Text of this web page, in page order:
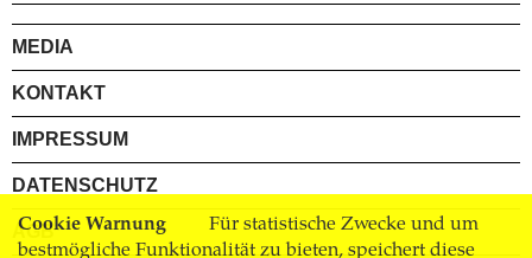
Cookie Warnung
Für statistische Zwecke und um
bestmögliche Funktionalität zu bieten, speichert diese
MEDIA
KONTAKT
IMPRESSUM
DATENSCHUTZ
AGB